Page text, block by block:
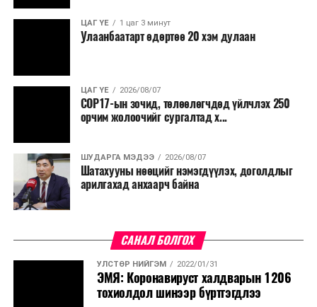
ЦАГ ҮЕ 1 цаг 3 минут
Улаанбаатарт өдөртөө 20 хэм дулаан
ЦАГ ҮЕ 2026/08/07
COP17-ын зочид, төлөөлөгчдөд үйлчлэх 250
орчим жолоочийг сургалтад х...
ШУДАРГА МЭДЭЭ 2026/08/07
Шатахууны нөөцийг нэмэгдүүлэх, доголдлыг
арилгахад анхаарч байна
САНАЛ БОЛГОХ
УЛСТӨР НИЙГЭМ 2022/01/31
ЭМЯ: Коронавируст халдварын 1206
тохиолдол шинээр бүртгэгдлээ